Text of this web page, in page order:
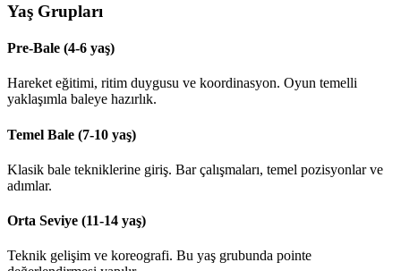
Yaş Grupları
Pre-Bale (4-6 yaş)
Hareket eğitimi, ritim duygusu ve koordinasyon. Oyun temelli
yaklaşımla baleye hazırlık.
Temel Bale (7-10 yaş)
Klasik bale tekniklerine giriş. Bar çalışmaları, temel pozisyonlar ve
adımlar.
Orta Seviye (11-14 yaş)
Teknik gelişim ve koreografi. Bu yaş grubunda pointe